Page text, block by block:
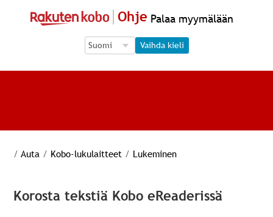
Ohje Palaa myymälään
Language Selection
Language Selection
Vaihda kieli
/ Auta / Kobo-lukulaitteet / Lukeminen
Korosta tekstiä Kobo eReaderissä